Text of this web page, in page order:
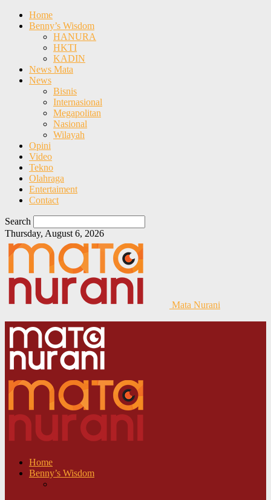
Home
Benny’s Wisdom
HANURA
HKTI
KADIN
News Mata
News
Bisnis
Internasional
Megapolitan
Nasional
Wilayah
Opini
Video
Tekno
Olahraga
Entertaiment
Contact
Search
Thursday, August 6, 2026
Mata Nurani
Home
Benny’s Wisdom